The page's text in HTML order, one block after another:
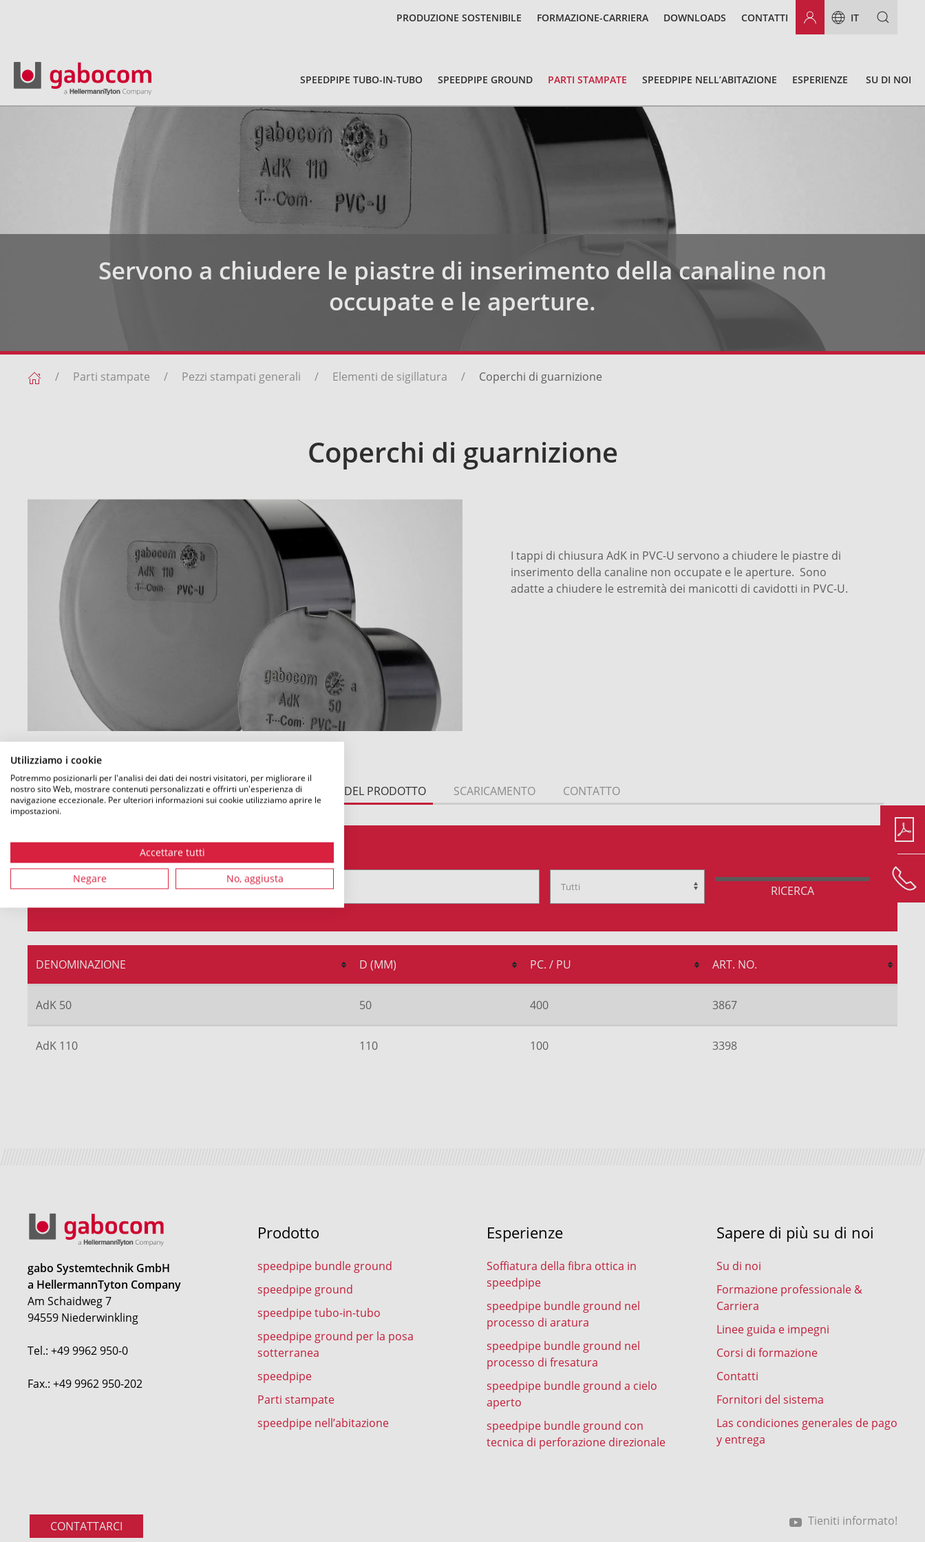
Utilizziamo i cookie
Potremmo posizionarli per l'analisi dei dati dei nostri visitatori, per migliorare il
nostro sito Web, mostrare contenuti personalizzati e offrirti un'esperienza di
navigazione eccezionale. Per ulteriori informazioni sui cookie utilizziamo aprire le
impostazioni.
Accettare tutti
Negare No, aggiusta
PRODUZIONE SOSTENIBILE FORMAZIONE-CARRIERA DOWNLOADS CONTATTI IT
SPEEDPIPE TUBO-IN-TUBO SPEEDPIPE GROUND PARTI STAMPATE SPEEDPIPE NELL’ABITAZIONE ESPERIENZE SU DI NOI
Servono a chiudere le piastre di inserimento della canaline non
occupate e le aperture.
Parti stampate Pezzi stampati generali Elementi de sigillatura Coperchi di guarnizione
Coperchi di guarnizione
I tappi di chiusura AdK in PVC-U servono a chiudere le piastre di
inserimento della canaline non occupate e le aperture. Sono
adatte a chiudere le estremità dei manicotti di cavidotti in PVC-U.
DETTAGLI DEL PRODOTTO SCARICAMENTO CONTATTO
Cerca prodotti:
RICERCA
DENOMINAZIONE D (MM) PC. / PU ART. NO.
AdK 50 50 400 3867
AdK 110 110 100 3398
gabo Systemtechnik GmbH
a HellermannTyton Company
Am Schaidweg 7
94559 Niederwinkling
Tel.: +49 9962 950-0
Fax.: +49 9962 950-202
Prodotto
speedpipe bundle ground
speedpipe ground
speedpipe tubo-in-tubo
speedpipe ground per la posa
sotterranea
speedpipe
Parti stampate
speedpipe nell’abitazione
Esperienze
Soffiatura della fibra ottica in
speedpipe
speedpipe bundle ground nel
processo di aratura
speedpipe bundle ground nel
processo di fresatura
speedpipe bundle ground a cielo
aperto
speedpipe bundle ground con
tecnica di perforazione direzionale
Sapere di più su di noi
Su di noi
Formazione professionale &
Carriera
Linee guida e impegni
Corsi di formazione
Contatti
Fornitori del sistema
Las condiciones generales de pago
y entrega
CONTATTARCI Tieniti informato!